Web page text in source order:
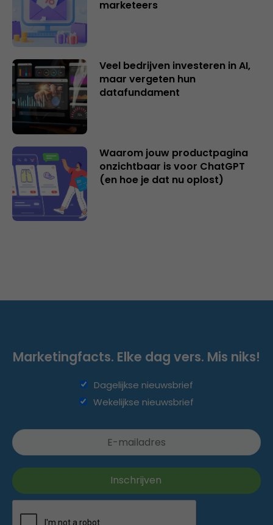
marketeers
Veel bedrijven investeren in AI,
maar vergeten hun
datafundament
Waarom jouw productpagina
onzichtbaar is voor ChatGPT
(en hoe je dat nu oplost)
Marketingfacts. Elke dag vers. Mis niks!
Dagelijkse nieuwsbrief
Wekelijkse nieuwsbrief